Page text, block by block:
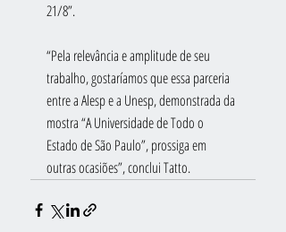
21/8”.
“Pela relevância e amplitude de seu
trabalho, gostaríamos que essa parceria
entre a Alesp e a Unesp, demonstrada da
mostra “A Universidade de Todo o
Estado de São Paulo”, prossiga em
outras ocasiões”, conclui Tatto.